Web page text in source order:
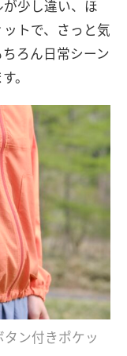
少し違い、ほ
トで、さっと気
ろん日常シーン
。
ン付きポケッ